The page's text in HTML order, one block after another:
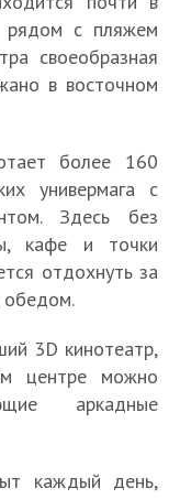
рядом с пляжем
своеобразная
в восточном
более 160
универмага с
Здесь без
кафе и точки
отдохнуть за
обедом.
3D кинотеатр,
центре можно
аркадные
каждый день,